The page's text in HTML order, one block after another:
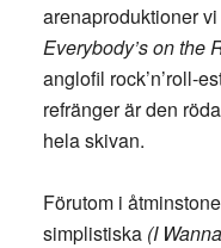
arenaproduktioner
Everybody’s on the
anglofil rock’n’roll-
refränger är den
hela skivan.
Förutom i
simplistiska (I